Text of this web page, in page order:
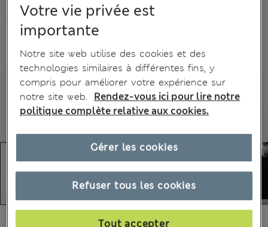
Tous les prix incluent les taxes et les frais de douanes
Votre vie privée est
importante
Notre site web utilise des cookies et des
technologies similaires à différentes fins, y
compris pour améliorer votre expérience sur
notre site web.
Rendez-vous ici pour lire notre
politique complète relative aux cookies.
Refuser tous les cookies
Tout accepter
Gérer les cookies